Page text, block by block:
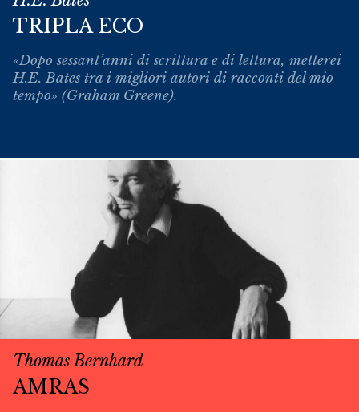
TRIPLA ECO
«Dopo sessant’anni di scrittura e di lettura, metterei
H.E. Bates tra i migliori autori di racconti del mio
tempo» (Graham Greene).
Thomas Bernhard
AMRAS